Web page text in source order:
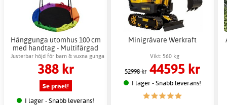
Hänggunga utomhus 100 cm
med handtag - Multifärgad
Justerbar höjd för barn & vuxna gunga
388 kr
Se priset!
I lager - Snabb leverans!
Minigrävare Werkraft
Vikt: 560 kg
52998 kr 44595 kr
I lager - Snabb leverans!